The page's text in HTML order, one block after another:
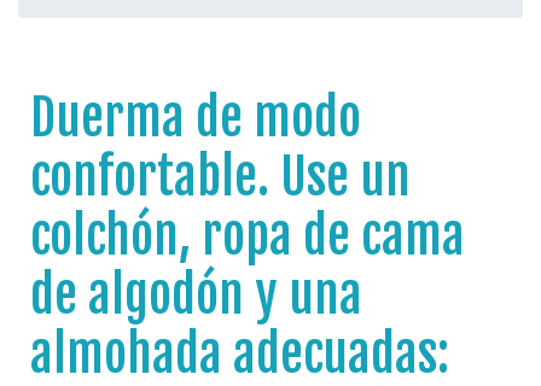
Duerma de modo
confortable. Use un
colchón, ropa de cama
de algodón y una
almohada adecuadas: